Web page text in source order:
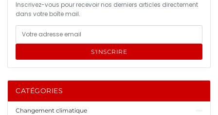
Inscrivez-vous pour recevoir nos derniers articles directement
dans votre boîte mail.
S'INSCRIRE
CATÉGORIES
Changement climatique